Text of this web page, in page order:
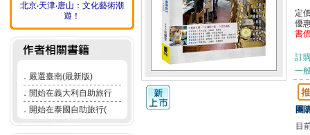
北京‧天津‧唐山：文化藝術潮
遊！
． 嚴選臺南(最新版)
． 開始在義大利自助旅行
． 開始在泰國自助旅行(
定
優
書
訂
一
團
目